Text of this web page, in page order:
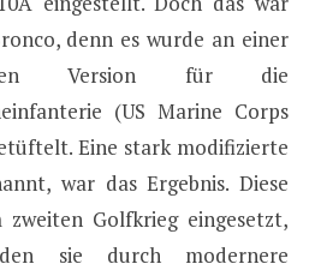
denn es wurde an einer
Version für die
(US Marine Corps
Eine stark modifizierte
war das Ergebnis. Diese
Golfkrieg eingesetzt,
sie durch modernere